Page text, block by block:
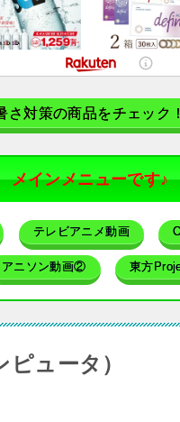
さ対策の商品をチェック！
メインメニューです♪
テレビアニメ動画
アニソン動画② 東方
ュータ）